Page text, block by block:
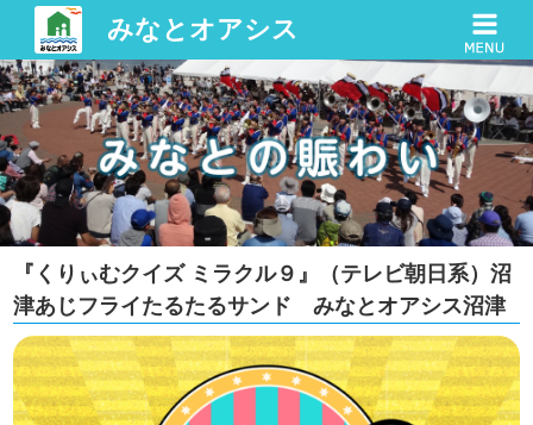
みなとオアシス
『くりぃむクイズ ミラクル９』（テレビ朝日系）沼
津あじフライたるたるサンド みなとオアシス沼津